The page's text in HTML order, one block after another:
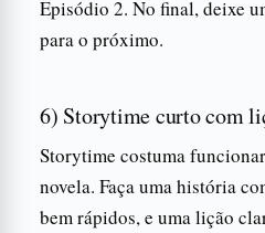
Episódio 2. No final, deixe
para o próximo.
6) Storytime curto com
Storytime costuma
novela. Faça uma história
bem rápidos, e uma lição